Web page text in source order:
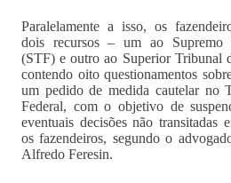
Paralelamente a isso, os
dois recursos – um ao Supremo
(STF) e outro ao Superior Tribunal
contendo oito questionamentos
um pedido de medida cautelar no
Federal, com o objetivo de
eventuais decisões não transitadas
os fazendeiros, segundo o
Alfredo Feresin.